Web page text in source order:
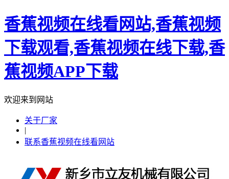
香蕉视频在线看网站,香蕉视频
下载观看,香蕉视频在线下载,香
蕉视频APP下载
欢迎来到网站
关于厂家
|
联系香蕉视频在线看网站